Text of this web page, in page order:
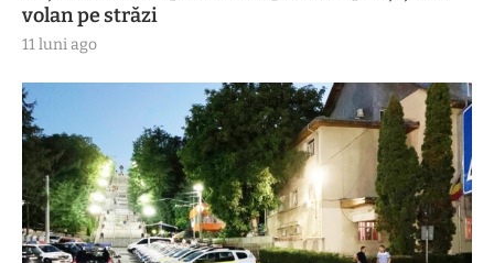
volan pe străzi
11 luni ago